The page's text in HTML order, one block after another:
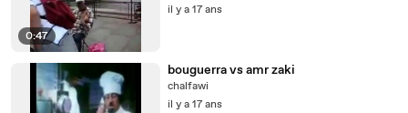
0:47
il y a 17 ans
bouguerra vs amr zaki
chalfawi
il y a 17 ans